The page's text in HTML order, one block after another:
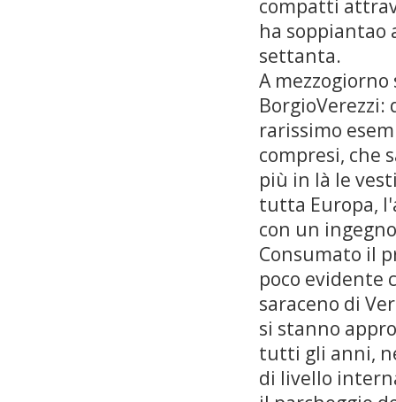
compatti
ha
settanta.
A
rarissimo
compresi, che
più in là le
tutta Europa,
con un
Consumato il
poco evidente
saraceno di
si stanno
tutti gli anni,
di livello